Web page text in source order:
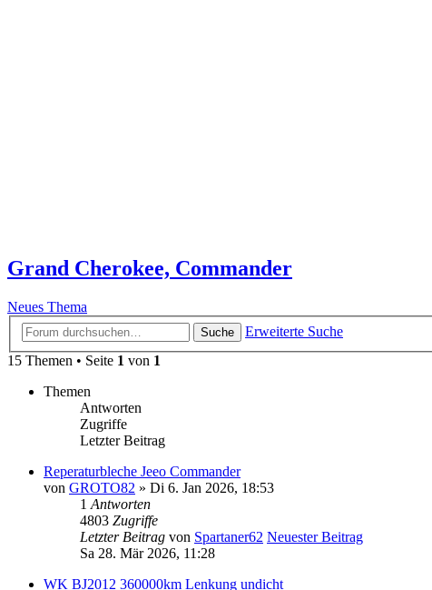
Grand Cherokee, Commander
Neues Thema
Suche
Erweiterte Suche
15 Themen • Seite 1 von 1
Themen
Antworten
Zugriffe
Letzter Beitrag
Reperaturbleche Jeeo Commander
von GROTO82 » Di 6. Jan 2026, 18:53
1 Antworten
4803 Zugriffe
Letzter Beitrag von Spartaner62 Neuester Beitrag
Sa 28. Mär 2026, 11:28
WK BJ2012 360000km Lenkung undicht